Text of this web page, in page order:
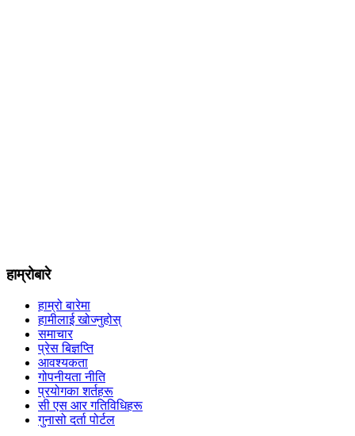
हाम्रोबारे
हाम्रो बारेमा
हामीलाई खोज्नुहोस्
समाचार
प्रेस बिज्ञप्ति
आवश्यकता
गोपनीयता नीति
प्रयोगका शर्तहरू
सी एस आर गतिविधिहरू
गुनासो दर्ता पोर्टल